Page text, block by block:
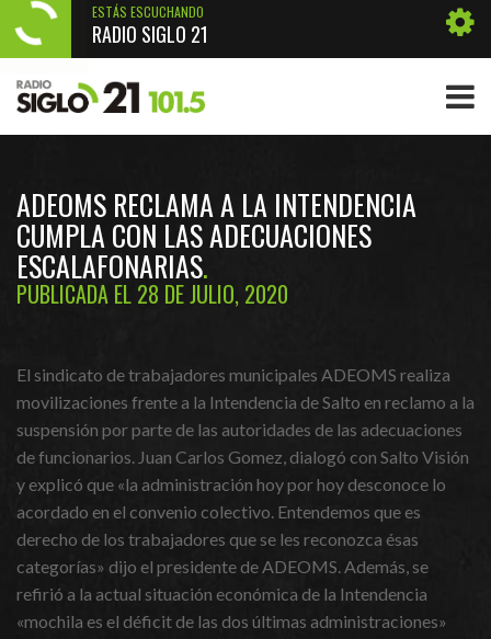
ESTÁS ESCUCHANDO
RADIO SIGLO 21
ADEOMS RECLAMA A LA INTENDENCIA
CUMPLA CON LAS ADECUACIONES
ESCALAFONARIAS
PUBLICADA EL 28 DE JULIO, 2020
El sindicato de trabajadores municipales ADEOMS realiza
movilizaciones frente a la Intendencia de Salto en reclamo a la
suspensión por parte de las autoridades de las adecuaciones
de funcionarios. Juan Carlos Gomez, dialogó con Salto Visión
y explicó que «la administración hoy por hoy desconoce lo
acordado en el convenio colectivo. Entendemos que es
derecho de los trabajadores que se les reconozca ésas
categorías» dijo el presidente de ADEOMS. Además, se
refirió a la actual situación económica de la Intendencia
«mochila es el déficit de las dos últimas administraciones»